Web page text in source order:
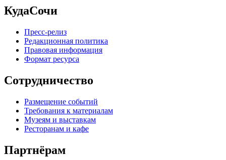
КудаСочи
Пресс-релиз
Редакционная политика
Правовая информация
Формат ресурса
Сотрудничество
Размещение событий
Требования к материалам
Музеям и выставкам
Ресторанам и кафе
Партнёрам